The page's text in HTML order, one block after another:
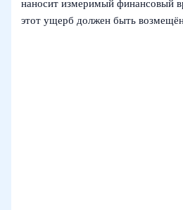
наносит измеримый финансовый
этот ущерб должен быть